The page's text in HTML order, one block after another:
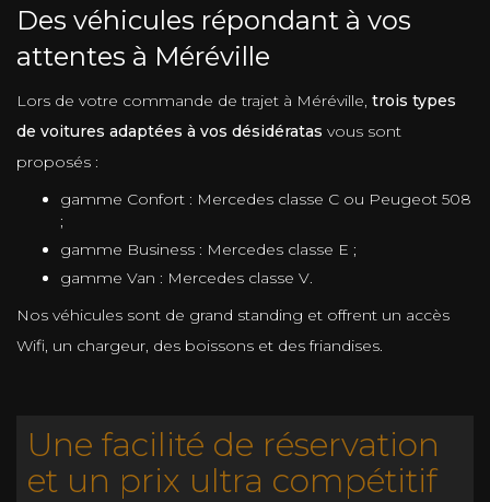
Des véhicules répondant à vos
attentes à Méréville
Lors de votre commande de trajet à Méréville, trois types
de voitures adaptées à vos désidératas vous sont
proposés :
gamme Confort : Mercedes classe C ou Peugeot 508
;
gamme Business : Mercedes classe E ;
gamme Van : Mercedes classe V.
Nos véhicules sont de grand standing et offrent un accès
Wifi, un chargeur, des boissons et des friandises.
Une facilité de réservation
et un prix ultra compétitif